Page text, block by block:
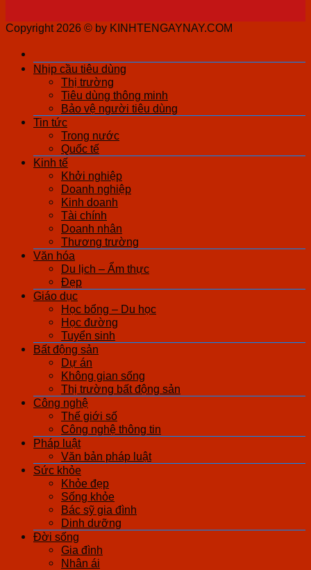
Copyright 2026 © by KINHTENGAYNAY.COM
Nhịp cầu tiêu dùng
Thị trường
Tiêu dùng thông minh
Bảo vệ người tiêu dùng
Tin tức
Trong nước
Quốc tế
Kinh tế
Khởi nghiệp
Doanh nghiệp
Kinh doanh
Tài chính
Doanh nhân
Thương trường
Văn hóa
Du lịch – Ẩm thực
Đẹp
Giáo dục
Học bổng – Du học
Học đường
Tuyển sinh
Bất động sản
Dự án
Không gian sống
Thị trường bất động sản
Công nghệ
Thế giới số
Công nghệ thông tin
Pháp luật
Văn bản pháp luật
Sức khỏe
Khỏe đẹp
Sống khỏe
Bác sỹ gia đình
Dinh dưỡng
Đời sống
Gia đình
Nhân ái